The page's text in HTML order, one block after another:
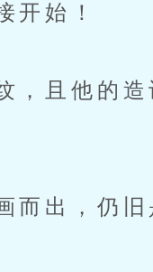
始！
且他的造
出，仍旧